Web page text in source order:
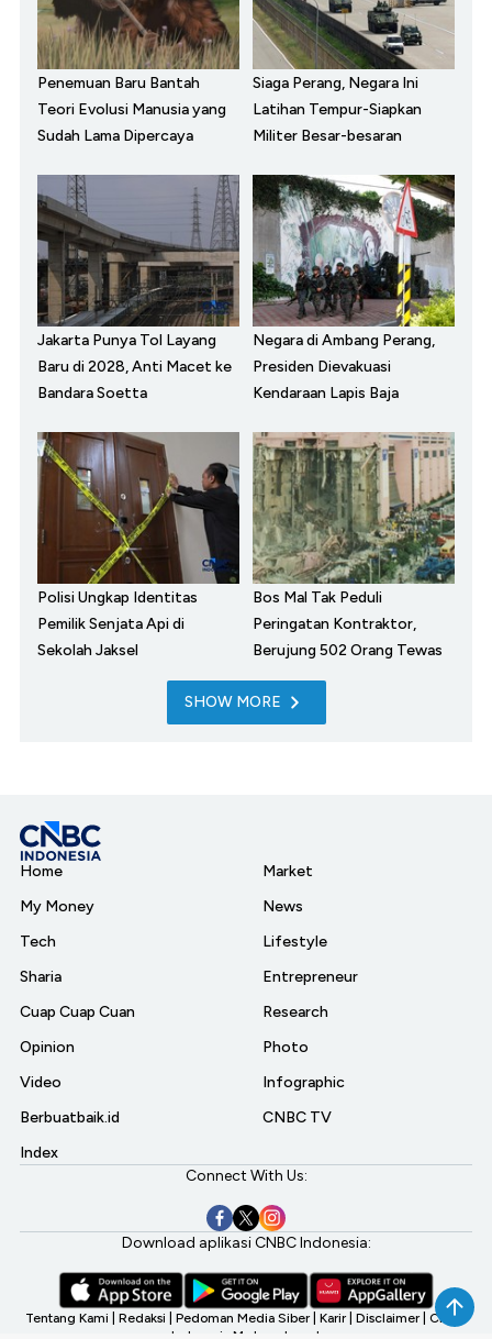
Penemuan Baru Bantah
Teori Evolusi Manusia yang
Sudah Lama Dipercaya
Siaga Perang, Negara Ini
Latihan Tempur-Siapkan
Militer Besar-besaran
Jakarta Punya Tol Layang
Baru di 2028, Anti Macet ke
Bandara Soetta
Negara di Ambang Perang,
Presiden Dievakuasi
Kendaraan Lapis Baja
Polisi Ungkap Identitas
Pemilik Senjata Api di
Sekolah Jaksel
Bos Mal Tak Peduli
Peringatan Kontraktor,
Berujung 502 Orang Tewas
SHOW MORE
Home
My Money
Tech
Sharia
Cuap Cuap Cuan
Opinion
Video
Berbuatbaik.id
Index
Market
News
Lifestyle
Entrepreneur
Research
Photo
Infographic
CNBC TV
Connect With Us:
Download aplikasi CNBC Indonesia:
Tentang Kami Redaksi Pedoman Media Siber Karir Disclaimer CNBC